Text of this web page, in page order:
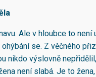
Ale v hloubce to
se. Z věčného
nikdo výslovně
není slabá. Je to